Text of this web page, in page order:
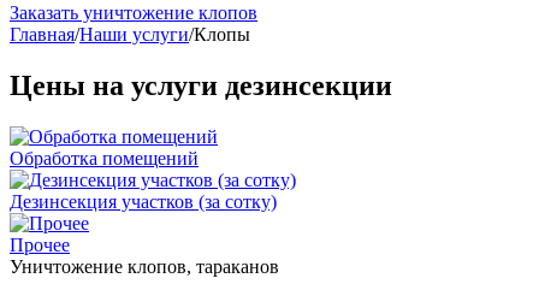
Заказать уничтожение клопов
Главная/Наши услуги/Клопы
Цены на услуги дезинсекции
Обработка помещений
Дезинсекция участков (за сотку)
Прочее
Уничтожение клопов, тараканов